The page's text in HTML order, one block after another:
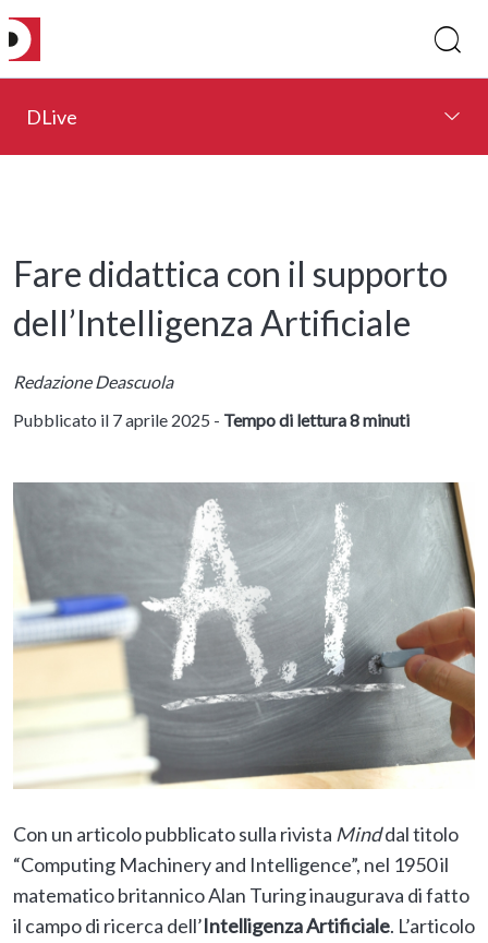
DLive
Fare didattica con il supporto
dell’Intelligenza Artificiale
Redazione Deascuola
Pubblicato il 7 aprile 2025 - Tempo di lettura 8 minuti
Con un articolo pubblicato sulla rivista Minddal titolo
“Computing Machinery and Intelligence”, nel 1950 il
matematico britannico Alan Turing inaugurava di fatto
il campo di ricerca dell’Intelligenza Artificiale. L’articolo